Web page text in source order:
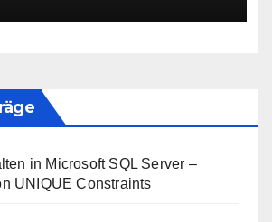
in Microsoft SQL Server –
UNIQUE Constraints